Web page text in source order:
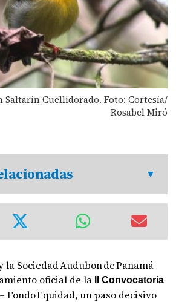
Saltarín Cuellidorado. Foto: Cortesía/
Rosabel Miró
Sociedad Audubon de Panamá
oficial de la II Convocatoria
– Fondo Equidad, un paso decisivo